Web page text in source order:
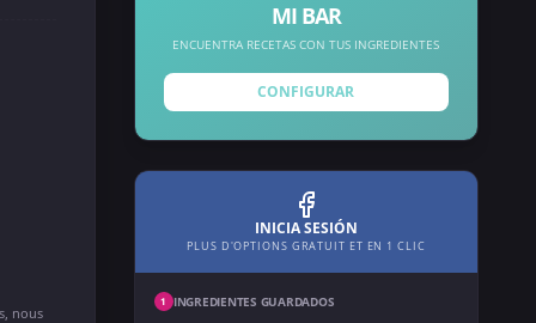
nous
MI BAR
ENCUENTRA RECETAS CON TUS INGREDIENTES
CONFIGURAR
INICIA SESIÓN
PLUS D'OPTIONS GRATUIT ET EN 1 CLIC
1 INGREDIENTES GUARDADOS